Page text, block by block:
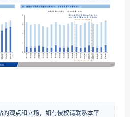
的观点和立场，如有侵权请联系本平